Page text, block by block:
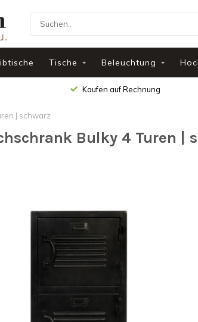
Tische Beleuchtung
Kaufen auf Rechnung
| schwarz
Bulky 4 Turen |